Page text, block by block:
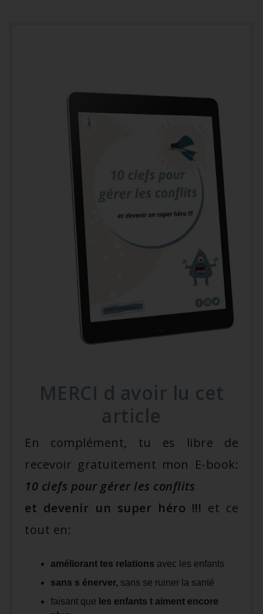
MERCI d avoir lu cet
article
En complément, tu es libre de
recevoir gratuitement mon E-book:
10 clefs pour gérer les conflits
et devenir un super héro !!! et ce
tout en:
améliorant tes relations avec les enfants
sans s énerver, sans se ruiner la santé
faisant que les enfants t aiment encore